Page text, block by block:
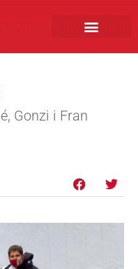
Gonzi i Fran